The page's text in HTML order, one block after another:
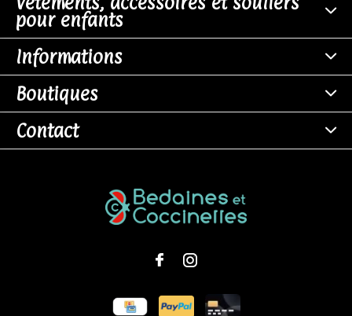
pour enfants
Informations
Boutiques
Contact